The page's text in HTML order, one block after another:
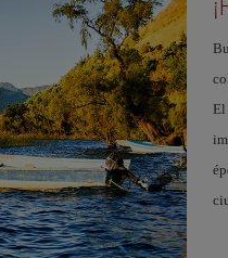
El